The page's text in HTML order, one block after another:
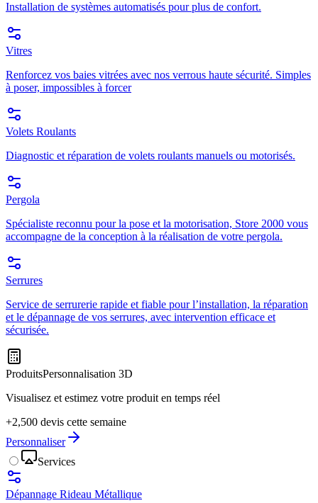
Installation de systèmes automatisés pour plus de confort.
Vitres
Renforcez vos baies vitrées avec nos verrous haute sécurité. Simples
à poser, impossibles à forcer
Volets Roulants
Diagnostic et réparation de volets roulants manuels ou motorisés.
Pergola
Spécialiste reconnu pour la pose et la motorisation, Store 2000 vous
accompagne de la conception à la réalisation de votre pergola.
Serrures
Service de serrurerie rapide et fiable pour l’installation, la réparation
et le dépannage de vos serrures, avec intervention efficace et
sécurisée.
ProduitsPersonnalisation 3D
Visualisez et estimez votre produit en temps réel
+2,500 devis cette semaine
Personnaliser
Services
Dépannage Rideau Métallique